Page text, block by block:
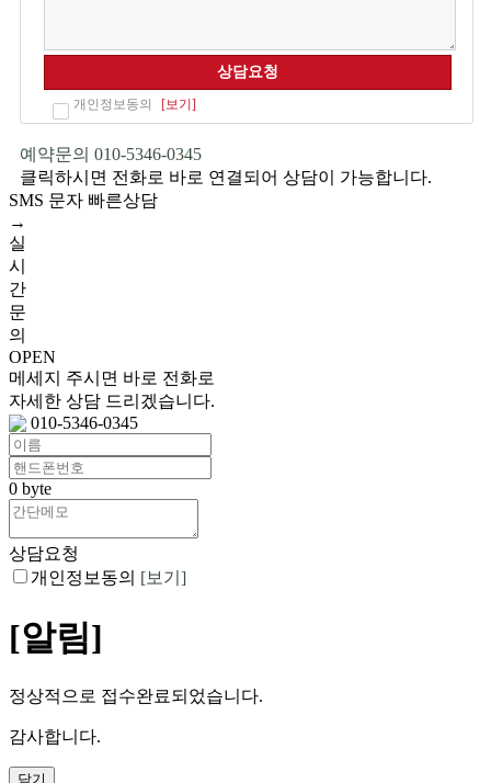
상담요청
개인정보동의 [보기]
예약문의 010-5346-0345
클릭하시면 전화로 바로 연결되어 상담이 가능합니다.
SMS 문자 빠른상담
→
실
시
간
문
의
메세지 주시면 바로 전화로
자세한 상담 드리겠습니다.
010-5346-0345
0 byte
상담요청
개인정보동의 [보기]
[알림]
정상적으로 접수완료되었습니다.
감사합니다.
닫기